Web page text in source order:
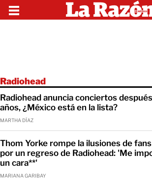
Radiohead
Radiohead anuncia conciertos
años, ¿México está en la lista?
MARTHA DÍAZ
Thom Yorke rompe la ilusiones de fans
por un regreso de Radiohead: 'Me
un cara**'
MARIANA GARIBAY